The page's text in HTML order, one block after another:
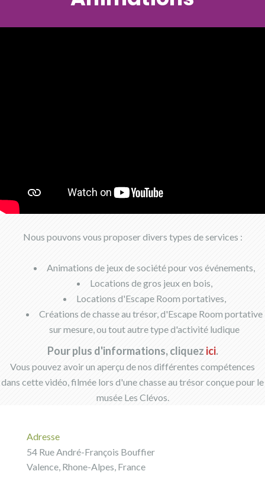
Nous pouvons vous proposer divers types de services :
Animations de jeux de société pour vos événements,
Locations de gros jeux en bois,
Locations d'Escape Room portatives,
Créations de chasse au trésor, d'Escape Room portative
sur mesure, ou tout autre type d'activité ludique
Pour plus d'informations, cliquez ici.
Vous pouvez avoir un aperçu de nos différentes compétences
dans cette vidéo, filmée lors d'une chasse au trésor conçue pour le
musée Les Clévos.
Adresse
54 Rue André-François Bouffier
Valence, Rhone-Alpes, France